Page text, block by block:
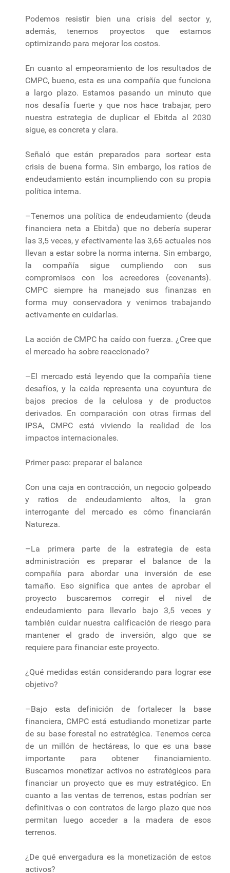
Podemos resistir bien una crisis del sector y,
además, tenemos proyectos que estamos
optimizando para mejorar los costos.
En cuanto al empeoramiento de los resultados de
CMPC, bueno, esta es una compañía que funciona
a largo plazo. Estamos pasando un minuto que
nos desafía fuerte y que nos hace trabajar, pero
nuestra estrategia de duplicar el Ebitda al 2030
sigue, es concreta y clara.
Señaló que están preparados para sortear esta
crisis de buena forma. Sin embargo, los ratios de
endeudamiento están incumpliendo con su propia
política interna.
–Tenemos una política de endeudamiento (deuda
financiera neta a Ebitda) que no debería superar
las 3,5 veces, y efectivamente las 3,65 actuales nos
llevan a estar sobre la norma interna. Sin embargo,
la compañía sigue cumpliendo con sus
compromisos con los acreedores (covenants).
CMPC siempre ha manejado sus finanzas en
forma muy conservadora y venimos trabajando
activamente en cuidarlas.
La acción de CMPC ha caído con fuerza. ¿Cree que
el mercado ha sobre reaccionado?
–El mercado está leyendo que la compañía tiene
desafíos, y la caída representa una coyuntura de
bajos precios de la celulosa y de productos
derivados. En comparación con otras firmas del
IPSA, CMPC está viviendo la realidad de los
impactos internacionales.
Primer paso: preparar el balance
Con una caja en contracción, un negocio golpeado
y ratios de endeudamiento altos, la gran
interrogante del mercado es cómo financiarán
Natureza.
–La primera parte de la estrategia de esta
administración es preparar el balance de la
compañía para abordar una inversión de ese
tamaño. Eso significa que antes de aprobar el
proyecto buscaremos corregir el nivel de
endeudamiento para llevarlo bajo 3,5 veces y
también cuidar nuestra calificación de riesgo para
mantener el grado de inversión, algo que se
requiere para financiar este proyecto.
¿Qué medidas están considerando para lograr ese
objetivo?
–Bajo esta definición de fortalecer la base
financiera, CMPC está estudiando monetizar parte
de su base forestal no estratégica. Tenemos cerca
de un millón de hectáreas, lo que es una base
importante para obtener financiamiento.
Buscamos monetizar activos no estratégicos para
financiar un proyecto que es muy estratégico. En
cuanto a las ventas de terrenos, estas podrían ser
definitivas o con contratos de largo plazo que nos
permitan luego acceder a la madera de esos
terrenos.
¿De qué envergadura es la monetización de estos
activos?